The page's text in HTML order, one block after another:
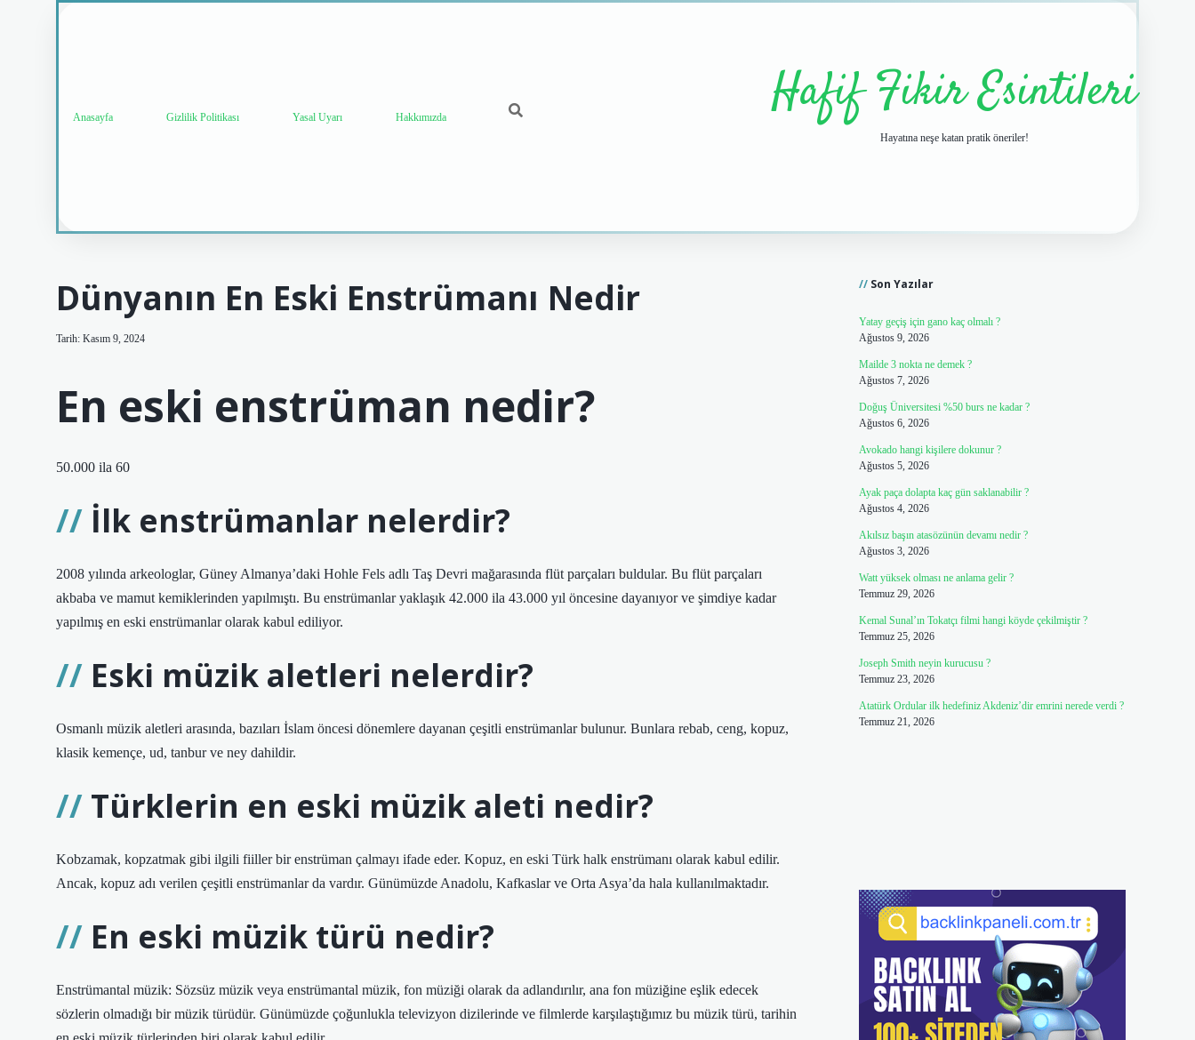
Anasayfa Gizlilik Politikası Yasal Uyarı Hakkımızda Hafif Fikir Esintileri
Hayatına neşe katan pratik öneriler!
Dünyanın En Eski Enstrümanı Nedir
Tarih: Kasım 9, 2024
En eski enstrüman nedir?
50.000 ila 60
İlk enstrümanlar nelerdir?
2008 yılında arkeologlar, Güney Almanya’daki Hohle Fels adlı Taş Devri mağarasında flüt parçaları buldular. Bu flüt parçaları
akbaba ve mamut kemiklerinden yapılmıştı. Bu enstrümanlar yaklaşık 42.000 ila 43.000 yıl öncesine dayanıyor ve şimdiye kadar
yapılmış en eski enstrümanlar olarak kabul ediliyor.
Eski müzik aletleri nelerdir?
Osmanlı müzik aletleri arasında, bazıları İslam öncesi dönemlere dayanan çeşitli enstrümanlar bulunur. Bunlara rebab, ceng, kopuz,
klasik kemençe, ud, tanbur ve ney dahildir.
Türklerin en eski müzik aleti nedir?
Kobzamak, kopzatmak gibi ilgili fiiller bir enstrüman çalmayı ifade eder. Kopuz, en eski Türk halk enstrümanı olarak kabul edilir.
Ancak, kopuz adı verilen çeşitli enstrümanlar da vardır. Günümüzde Anadolu, Kafkaslar ve Orta Asya’da hala kullanılmaktadır.
En eski müzik türü nedir?
Enstrümantal müzik: Sözsüz müzik veya enstrümantal müzik, fon müziği olarak da adlandırılır, ana fon müziğine eşlik edecek
sözlerin olmadığı bir müzik türüdür. Günümüzde çoğunlukla televizyon dizilerinde ve filmlerde karşılaştığımız bu müzik türü, tarihin
Son Yazılar
Yatay geçiş için gano kaç olmalı ?
Ağustos 9, 2026
Mailde 3 nokta ne demek ?
Ağustos 7, 2026
Doğuş Üniversitesi %50 burs ne kadar ?
Ağustos 6, 2026
Avokado hangi kişilere dokunur ?
Ağustos 5, 2026
Ayak paça dolapta kaç gün saklanabilir ?
Ağustos 4, 2026
Akılsız başın atasözünün devamı nedir ?
Ağustos 3, 2026
Watt yüksek olması ne anlama gelir ?
Temmuz 29, 2026
Kemal Sunal’ın Tokatçı filmi hangi köyde çekilmiştir ?
Temmuz 25, 2026
Joseph Smith neyin kurucusu ?
Temmuz 23, 2026
Atatürk Ordular ilk hedefiniz Akdeniz’dir emrini nerede verdi ?
Temmuz 21, 2026